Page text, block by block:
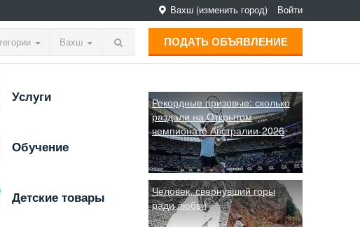
Вахш (изменить город) Войти
Вахш ПОДАТЬ ОБЪЯВЛЕНИЕ
Услуги
Обучение
Детские товары
Рекордные призовые: сколько
раздали на Открытом
чемпионате Австралии-2026
Человек, свернувший горы
ради любви